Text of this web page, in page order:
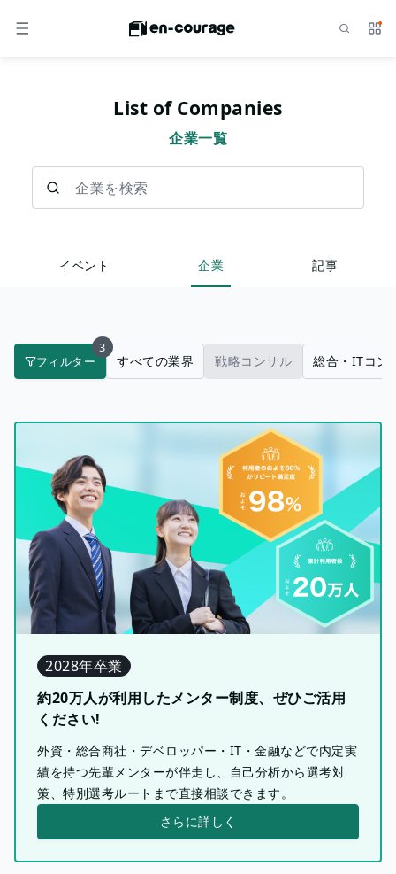
メニュー サ
List of Companies
企業一覧
イベント 企業 記事
フィルター
3
すべての業界 戦略コンサル 総合・ITコン
2028年卒業
約20万人が利用したメンター制度、ぜひご活用
ください!
外資・総合商社・デベロッパー・IT・金融などで内定実
績を持つ先輩メンターが伴走し、自己分析から選考対
策、特別選考ルートまで直接相談できます。
さらに詳しく